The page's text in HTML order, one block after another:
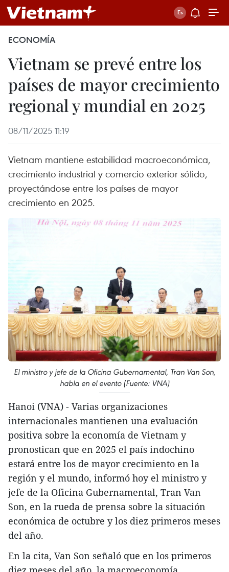
ECONOMÍA
Vietnam se prevé entre los
países de mayor crecimiento
regional y mundial en 2025
08/11/2025 11:19
Vietnam mantiene estabilidad macroeconómica,
crecimiento industrial y comercio exterior sólido,
proyectándose entre los países de mayor
crecimiento en 2025.
El ministro y jefe de la Oficina Gubernamental, Tran Van Son,
habla en el evento (Fuente: VNA)
Hanoi (VNA) - Varias organizaciones
internacionales mantienen una evaluación
positiva sobre la economía de Vietnam y
pronostican que en 2025 el país indochino
estará entre los de mayor crecimiento en la
región y el mundo, informó hoy el ministro y
jefe de la Oficina Gubernamental, Tran Van
Son, en la rueda de prensa sobre la situación
económica de octubre y los diez primeros meses
del año.
En la cita, Van Son señaló que en los primeros